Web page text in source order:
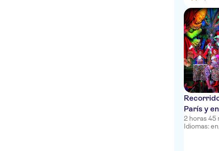
París y
en el
2 horas 45
Idiomas: